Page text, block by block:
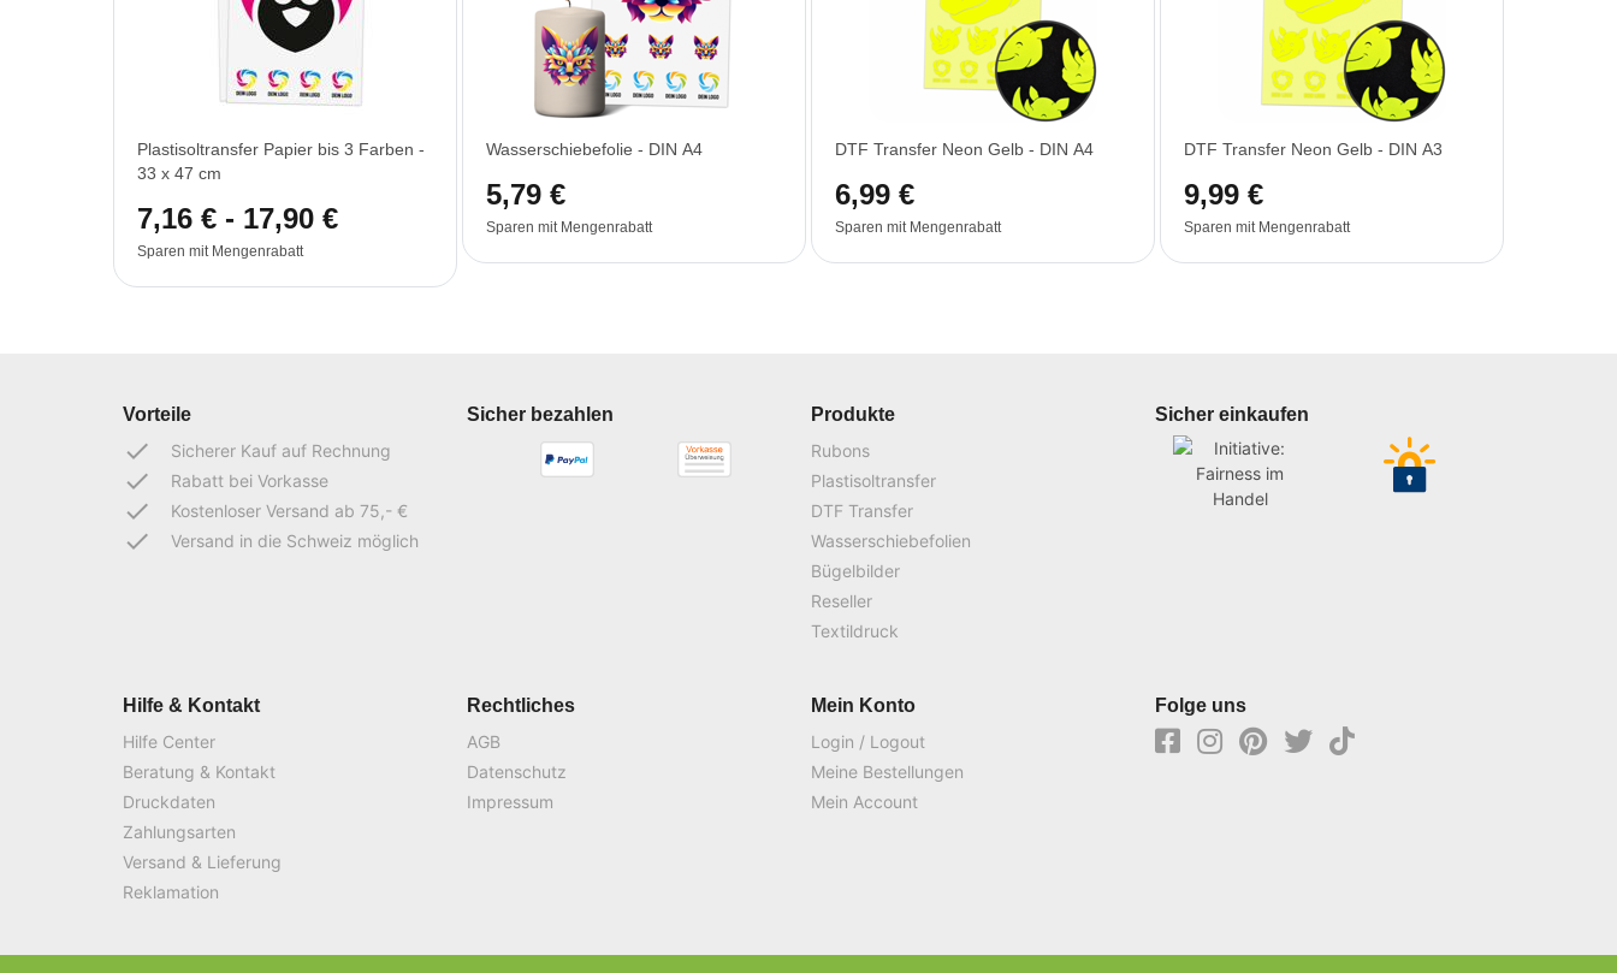
Plastisoltransfer Papier bis 3 Farben -
33 x 47 cm
7,16 € - 17,90 €
Sparen mit Mengenrabatt
Wasserschiebefolie - DIN A4
5,79 €
Sparen mit Mengenrabatt
DTF Transfer Neon Gelb - DIN A4
6,99 €
Sparen mit Mengenrabatt
DTF Transfer Neon Gelb - DIN A3
9,99 €
Sparen mit Mengenrabatt
Vorteile
done Sicherer Kauf auf Rechnung
done Rabatt bei Vorkasse
done Kostenloser Versand ab 75,- €
done Versand in die Schweiz möglich
Sicher bezahlen
Produkte
Rubons
Plastisoltransfer
DTF Transfer
Wasserschiebefolien
Bügelbilder
Reseller
Textildruck
Sicher einkaufen
Hilfe & Kontakt
Hilfe Center
Beratung & Kontakt
Druckdaten
Zahlungsarten
Versand & Lieferung
Reklamation
Rechtliches
AGB
Datenschutz
Impressum
Mein Konto
Login / Logout
Meine Bestellungen
Mein Account
Folge uns